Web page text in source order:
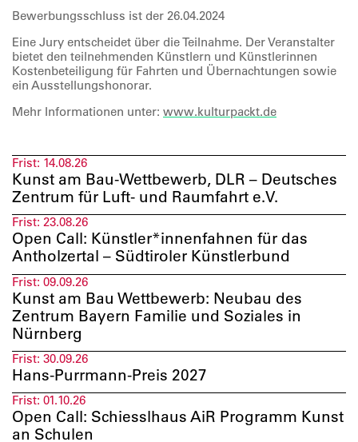
Bewerbungsschluss ist der 26.04.2024
Eine Jury entscheidet über die Teilnahme. Der Veranstalter
bietet den teilnehmenden Künstlern und Künstlerinnen
Kostenbeteiligung für Fahrten und Übernachtungen sowie
ein Ausstellungshonorar.
Mehr Informationen unter: www.kulturpackt.de
Frist: 14.08.26
Kunst am Bau-Wettbewerb, DLR – Deutsches
Zentrum für Luft- und Raumfahrt e.V.
Frist: 23.08.26
Open Call: Künstler*innenfahnen für das
Antholzertal – Südtiroler Künstlerbund
Frist: 09.09.26
Kunst am Bau Wettbewerb: Neubau des
Zentrum Bayern Familie und Soziales in
Nürnberg
Frist: 30.09.26
Hans-Purrmann-Preis 2027
Frist: 01.10.26
Open Call: Schiesslhaus AiR Programm Kunst
an Schulen